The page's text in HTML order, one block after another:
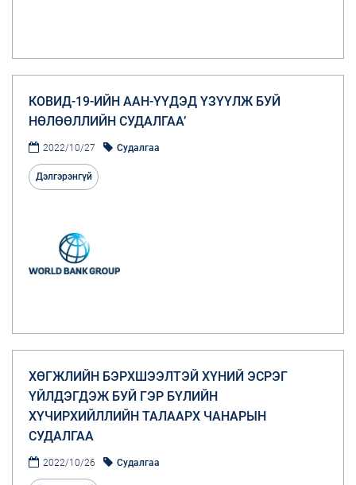
КОВИД-19-ИЙН ААН-ҮҮДЭД ҮЗҮҮЛЖ БУЙ
НӨЛӨӨЛЛИЙН СУДАЛГАА’
2022/10/27 Судалгаа
Дэлгэрэнгүй
ХӨГЖЛИЙН БЭРХШЭЭЛТЭЙ ХҮНИЙ ЭСРЭГ
ҮЙЛДЭГДЭЖ БУЙ ГЭР БҮЛИЙН
ХҮЧИРХИЙЛЛИЙН ТАЛААРХ ЧАНАРЫН
СУДАЛГАА
2022/10/26 Судалгаа